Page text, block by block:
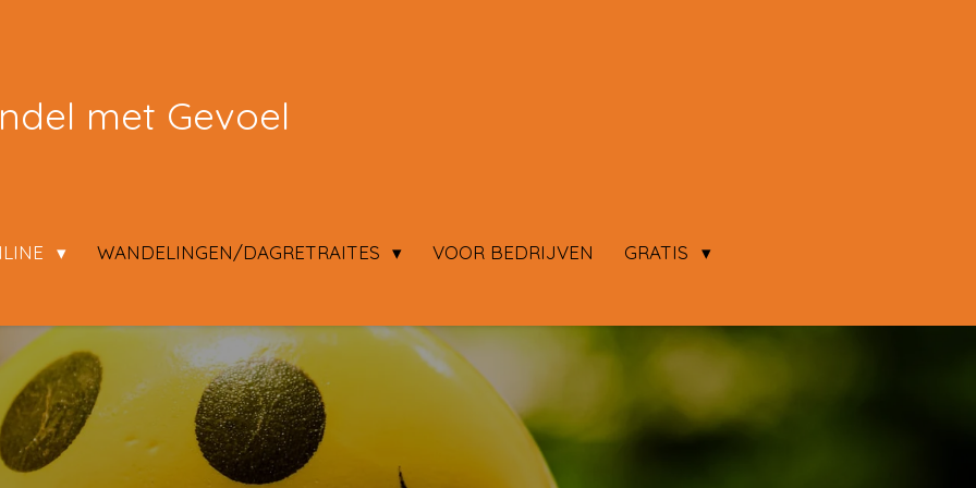
met Gevoel
WANDELINGEN/DAGRETRAITES VOOR BEDRIJVEN
GRATIS